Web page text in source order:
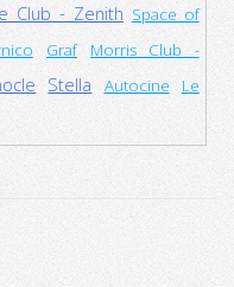
Club - Zenith Space of
Graf
Morris Club -
Stella Autocine
Le